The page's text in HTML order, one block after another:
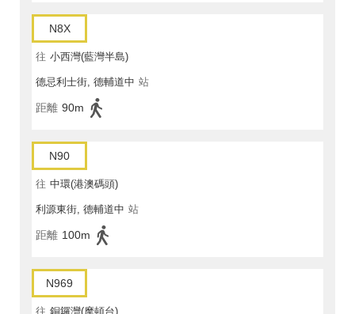
N8X
往 小西灣(藍灣半島)
德忌利士街, 德輔道中 站
距離 90m
N90
往 中環(港澳碼頭)
利源東街, 德輔道中 站
距離 100m
N969
往 銅鑼灣(摩頓台)